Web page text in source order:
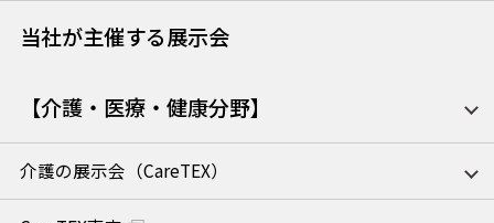
当社が主催する展示会
【介護・医療・健康分野】
介護の展示会（CareTEX）